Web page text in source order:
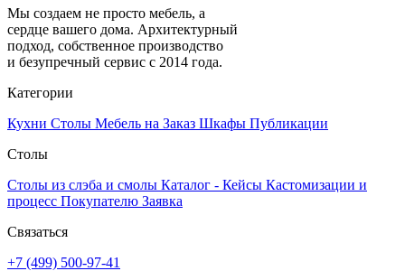
Мы создаем не просто мебель, а
сердце вашего дома. Архитектурный
подход, собственное производство
и безупречный сервис с 2014 года.
Категории
Кухни Столы Мебель на Заказ Шкафы Публикации
Столы
Столы из слэба и смолы Каталог - Кейсы Кастомизации и
процесс Покупателю Заявка
Связаться
+7 (499) 500-97-41